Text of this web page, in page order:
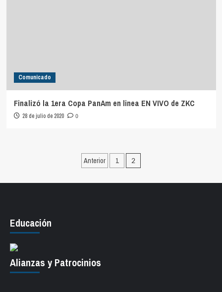
Comunicado
Finalizó la 1era Copa PanAm en linea EN VIVO de ZKC
28 de julio de 2020 0
Paginación
Anterior 1 2
Educación
Alianzas y Patrocinios